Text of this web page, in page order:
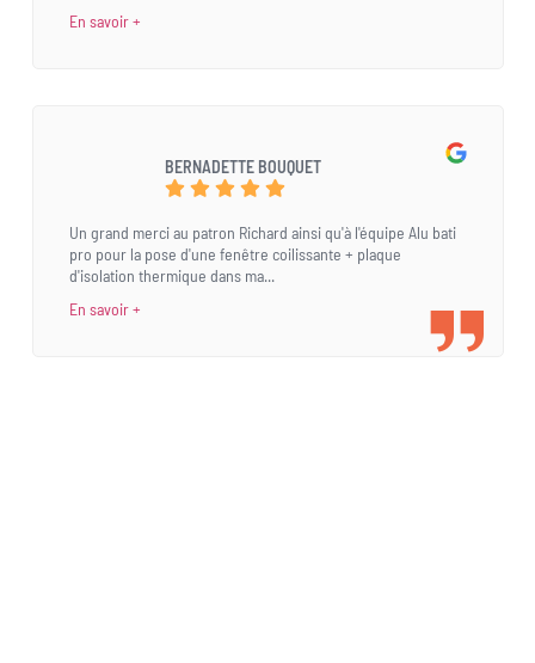
En savoir +
BERNADETTE BOUQUET
Un grand merci au patron Richard ainsi qu'à l'équipe Alu bati
pro pour la pose d'une fenêtre coilissante + plaque
d'isolation thermique dans ma...
En savoir +